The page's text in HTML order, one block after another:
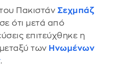
Πακιστάν Σεχμπάζ
ότι μετά από
επιτεύχθηκε η
των Ηνωμένων
.